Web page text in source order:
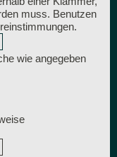
muss. Benutzen
wie angegeben